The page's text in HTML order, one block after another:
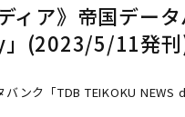
ィア》帝国デー
(2023/5/11発刊
バンク「TDB TEIKOKU